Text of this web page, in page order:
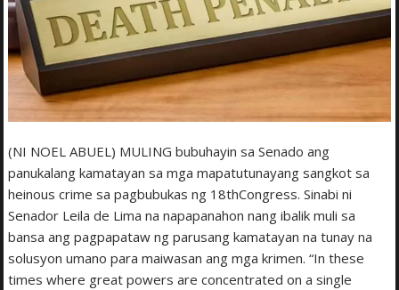
(NI NOEL ABUEL) MULING bubuhayin sa Senado ang
panukalang kamatayan sa mga mapatutunayang sangkot sa
heinous crime sa pagbubukas ng 18thCongress. Sinabi ni
Senador Leila de Lima na napapanahon nang ibalik muli sa
bansa ang pagpapataw ng parusang kamatayan na tunay na
solusyon umano para maiwasan ang mga krimen. “In these
times where great powers are concentrated on a single